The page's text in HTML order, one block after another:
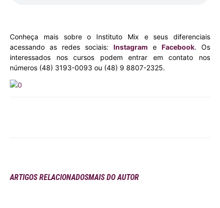
Conheça mais sobre o Instituto Mix e seus diferenciais
acessando as redes sociais: Instagram e Facebook. Os
interessados nos cursos podem entrar em contato nos
números (48) 3193-0093 ou (48) 9 8807-2325.
ARTIGOS RELACIONADOSMAIS DO AUTOR